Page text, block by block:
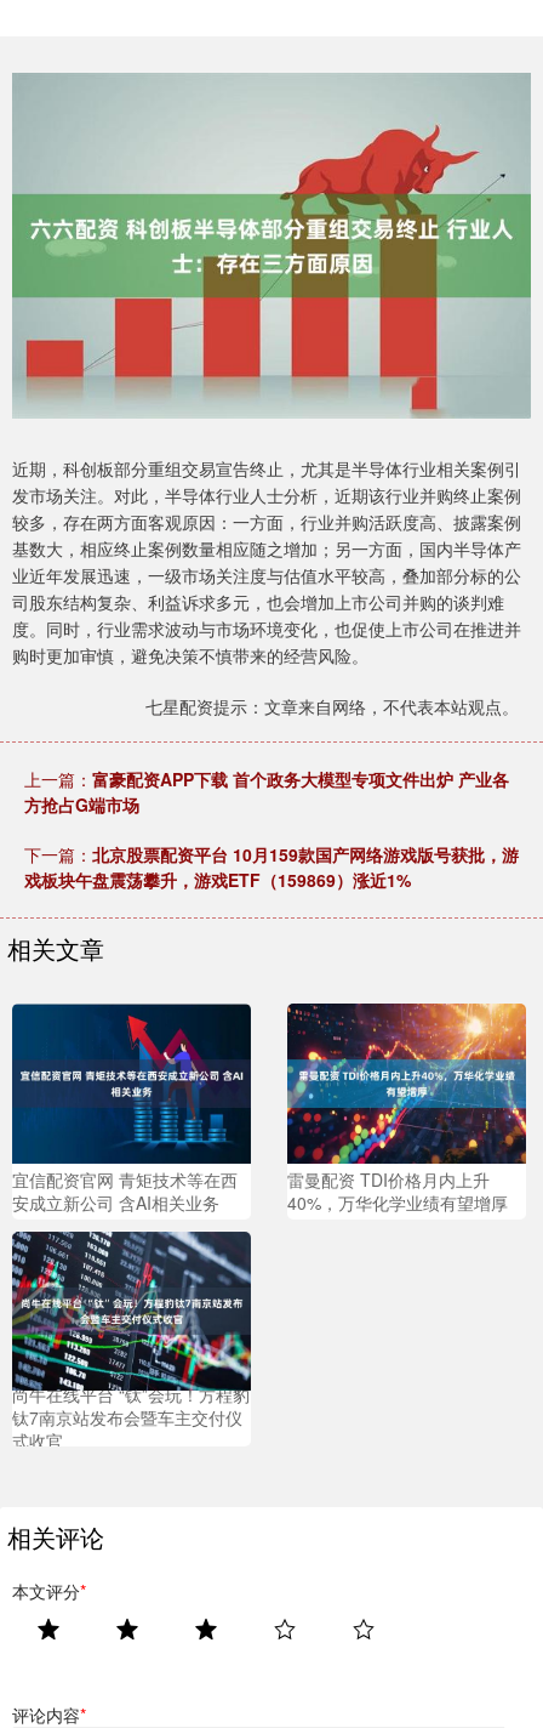
近期，科创板部分重组交易宣告终止，尤其是半导体行业相关案例引
发市场关注。对此，半导体行业人士分析，近期该行业并购终止案例
较多，存在两方面客观原因：一方面，行业并购活跃度高、披露案例
基数大，相应终止案例数量相应随之增加；另一方面，国内半导体产
业近年发展迅速，一级市场关注度与估值水平较高，叠加部分标的公
司股东结构复杂、利益诉求多元，也会增加上市公司并购的谈判难
度。同时，行业需求波动与市场环境变化，也促使上市公司在推进并
购时更加审慎，避免决策不慎带来的经营风险。
七星配资提示：文章来自网络，不代表本站观点。
上一篇： 富豪配资APP下载 首个政务大模型专项文件出炉 产业各
方抢占G端市场
下一篇： 北京股票配资平台 10月159款国产网络游戏版号获批，游
戏板块午盘震荡攀升，游戏ETF（159869）涨近1%
相关文章
宜信配资官网 青矩技术等在西
安成立新公司 含AI相关业务
雷曼配资 TDI价格月内上升
40%，万华化学业绩有望增厚
尚牛在线平台 “钛”会玩！方程豹
钛7南京站发布会暨车主交付仪
式收官
相关评论
本文评分*
评论内容*